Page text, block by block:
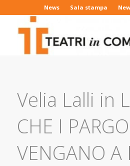
News Sala stampa
Velia Lalli in
CHE I
VENGANO A